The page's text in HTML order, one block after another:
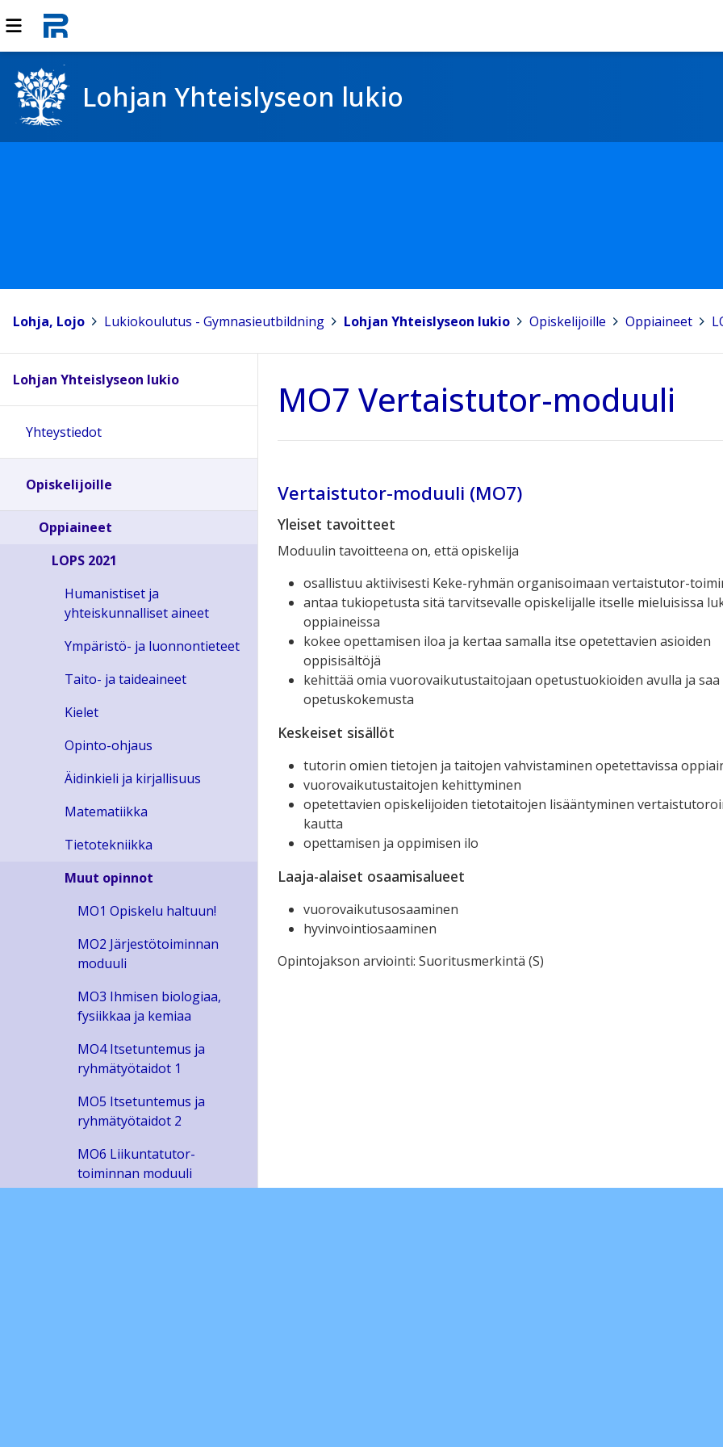
Lohjan Yhteislyseon lukio
Lohja, Lojo Lukiokoulutus - Gymnasieutbildning Lohjan Yhteislyseon lukio Opiskelijoille Oppiaineet
MO7 Vertaistutor-moduuli
Vertaistutor-moduuli (MO7)
Yleiset tavoitteet
Moduulin tavoitteena on, että opiskelija
osallistuu aktiivisesti Keke-ryhmän organisoimaan vertaistutor-
antaa tukiopetusta sitä tarvitsevalle opiskelijalle itselle mieluisissa
oppiaineissa
kokee opettamisen iloa ja kertaa samalla itse opetettavien asioiden
oppisisältöjä
kehittää omia vuorovaikutustaitojaan opetustuokioiden avulla ja saa
opetuskokemusta
Keskeiset sisällöt
tutorin omien tietojen ja taitojen vahvistaminen opetettavissa
vuorovaikutustaitojen kehittyminen
opetettavien opiskelijoiden tietotaitojen lisääntyminen
kautta
opettamisen ja oppimisen ilo
Laaja-alaiset osaamisalueet
vuorovaikutusosaaminen
hyvinvointiosaaminen
Opintojakson arviointi: Suoritusmerkintä (S)
Lohjan Yhteislyseon lukio
Yhteystiedot
Opiskelijoille
Oppiaineet
LOPS 2021
Humanistiset ja
yhteiskunnalliset aineet
Ympäristö- ja luonnontieteet
Taito- ja taideaineet
Kielet
Opinto-ohjaus
Äidinkieli ja kirjallisuus
Matematiikka
Tietotekniikka
Muut opinnot
MO1 Opiskelu haltuun!
MO2 Järjestötoiminnan
moduuli
MO3 Ihmisen biologiaa,
fysiikkaa ja kemiaa
MO4 Itsetuntemus ja
ryhmätyötaidot 1
MO5 Itsetuntemus ja
ryhmätyötaidot 2
MO6 Liikuntatutor-
toiminnan moduuli